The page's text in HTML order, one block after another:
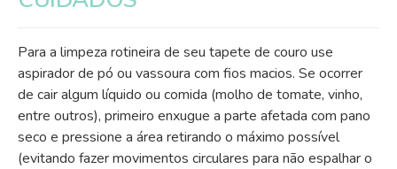
Para a limpeza rotineira de seu tapete de couro use
aspirador de pó ou vassoura com fios macios. Se ocorrer
de cair algum líquido ou comida (molho de tomate, vinho,
entre outros), primeiro enxugue a parte afetada com pano
seco e pressione a área retirando o máximo possível
(evitando fazer movimentos circulares para não espalhar o